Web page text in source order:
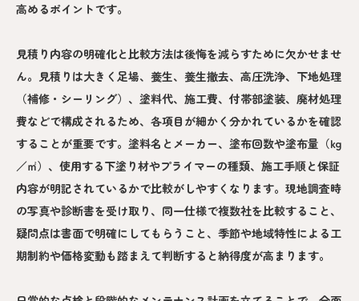
高めるポイントです。
見積り内容の明確化と比較方法は後悔を減らすために欠かせませ
ん。見積りは大きく足場、養生、養生撤去、高圧洗浄、下地処理
（補修・シーリング）、塗料代、施工費、付帯部塗装、廃材処理
費などで構成されるため、各項目が細かく分かれているかを確認
することが重要です。塗料名とメーカー、塗布回数や塗布量（kg
／㎡）、使用する下塗り材やプライマーの種類、施工手順と保証
内容が明記されているかで比較がしやすくなります。現地調査時
の写真や診断書を受け取り、同一仕様で複数社を比較すること、
疑問点は書面で明確にしてもらうこと、季節や地域特性による工
期制約や価格変動も踏まえて判断すると納得度が高まります。